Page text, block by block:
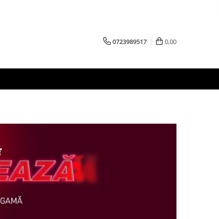
0723989517 0,00